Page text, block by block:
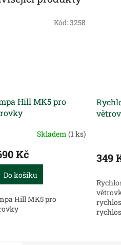
Hill MK5 pro
Skladem (1 ks)
Kč
Do košíku
Hill MK5 pro
Kód:3258
349